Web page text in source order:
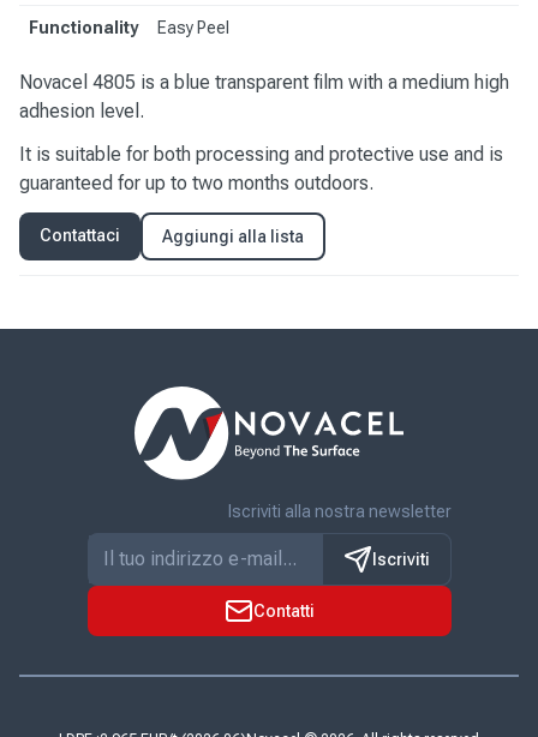
Functionality Easy Peel
Novacel 4805 is a blue transparent film with a medium high
adhesion level.
It is suitable for both processing and protective use and is
guaranteed for up to two months outdoors.
Contattaci Aggiungi alla lista
Contatti
Iscriviti alla nostra newsletter
Iscriviti